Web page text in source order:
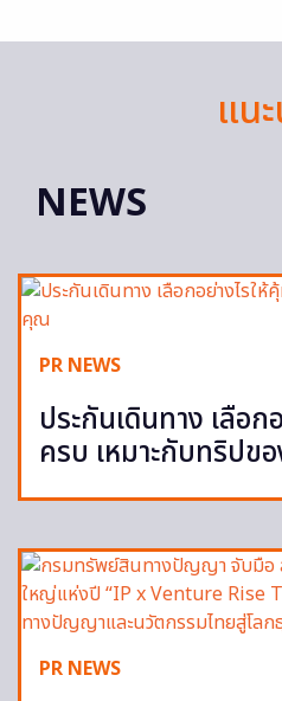
แน
NEWS
PR NEWS
ประกันเดินทาง เลือ
ครบ เหมาะกับทริปข
PR NEWS